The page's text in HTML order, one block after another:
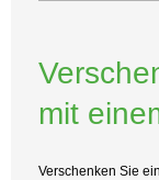
mit
Verschenken Sie